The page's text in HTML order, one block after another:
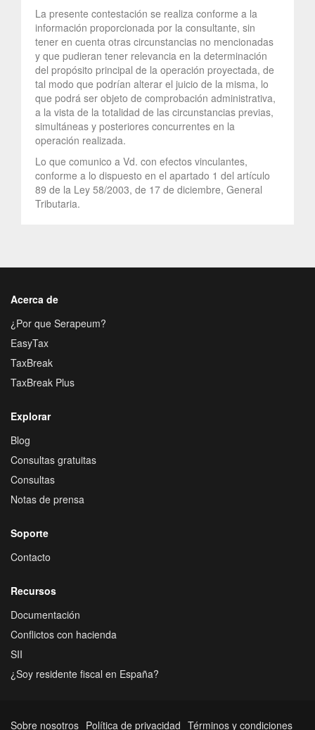
La presente contestación se realiza conforme a la
información proporcionada por la consultante, sin
tener en cuenta otras circunstancias no mencionadas
y que pudieran tener relevancia en la determinación
del propósito principal de la operación proyectada, de
tal modo que podrían alterar el juicio de la misma, lo
que podrá ser objeto de comprobación administrativa,
a la vista de la totalidad de las circunstancias previas,
simultáneas y posteriores concurrentes en la
operación realizada.
Lo que comunico a Vd. con efectos vinculantes,
conforme a lo dispuesto en el apartado 1 del artículo
89 de la Ley 58/2003, de 17 de diciembre, General
Tributaria.
Acerca de
¿Por que Serapeum?
EasyTax
TaxBreak
TaxBreak Plus
Explorar
Blog
Consultas gratuitas
Consultas
Notas de prensa
Soporte
Contacto
Recursos
Documentación
Conflictos con hacienda
SII
¿Soy residente fiscal en España?
Sobre nosotros Política de privacidad Términos y condiciones